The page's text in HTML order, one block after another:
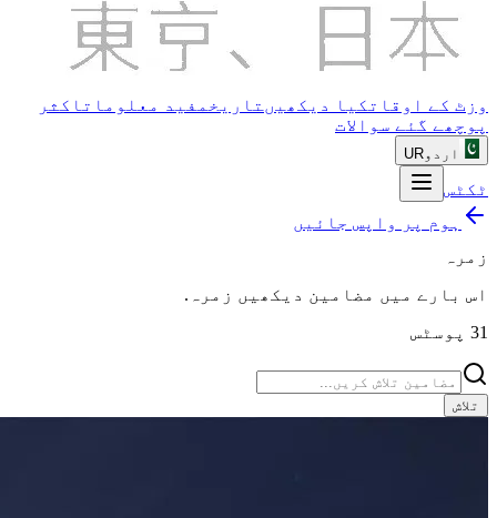
وزٹ کے اوقات کیا دیکھیں تاریخ مفید معلومات اکثر
پوچھے گئے سوالات
اردو UR
ٹکٹس
ہوم پر واپس جائیں
زمرہ
اس بارے میں مضامین دیکھیں زمرہ .
31 پوسٹس
تلاش